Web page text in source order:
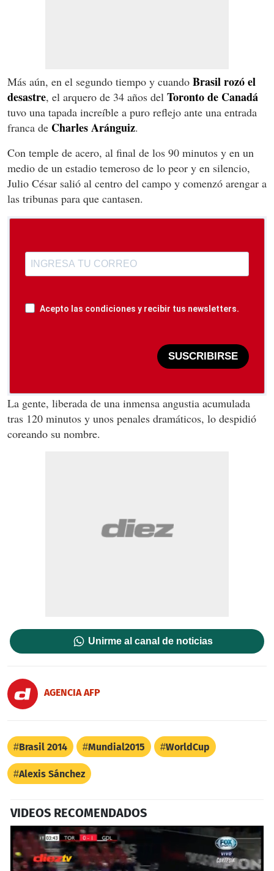
Más aún, en el segundo tiempo y cuando Brasil rozó el
desastre, el arquero de 34 años del Toronto de Canadá
tuvo una tapada increíble a puro reflejo ante una entrada
franca de Charles Aránguiz.
Con temple de acero, al final de los 90 minutos y en un
medio de un estadio temeroso de lo peor y en silencio,
Julio César salió al centro del campo y comenzó arengar a
las tribunas para que cantasen.
Acepto las condiciones y recibir tus newsletters.
SUSCRIBIRSE
La gente, liberada de una inmensa angustia acumulada
tras 120 minutos y unos penales dramáticos, lo despidió
coreando su nombre.
Unirme al canal de noticias
AGENCIA AFP
Brasil 2014 Mundial2015 WorldCup
Alexis Sánchez
VIDEOS RECOMENDADOS